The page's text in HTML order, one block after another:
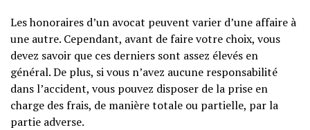
Les honoraires d’un avocat peuvent varier d’une affaire à
une autre. Cependant, avant de faire votre choix, vous
devez savoir que ces derniers sont assez élevés en
général. De plus, si vous n’avez aucune responsabilité
dans l’accident, vous pouvez disposer de la prise en
charge des frais, de manière totale ou partielle, par la
partie adverse.